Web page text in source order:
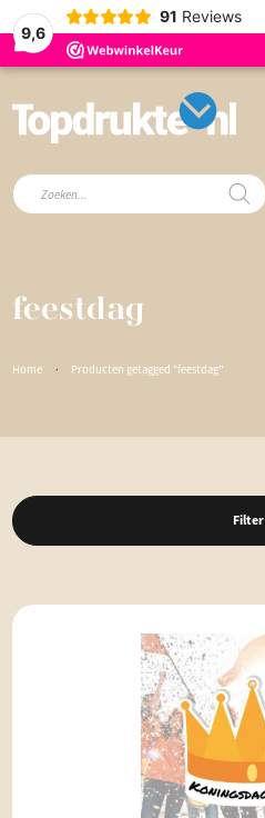
9,6
91 Reviews
Producten
zoeken
feestdag
Home · Producten getagged “feestdag”
Filter